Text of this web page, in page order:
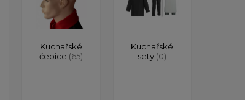
Kuchařské
čepice (65)
Kuchařské
sety (0)